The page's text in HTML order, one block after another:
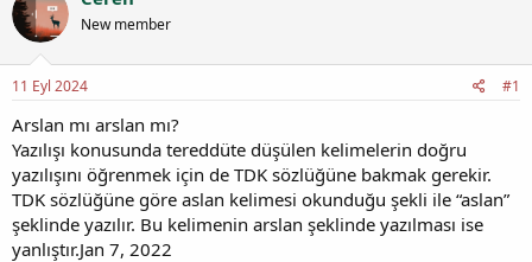
u
y
b
a
ş
a
t
a
n
a
ç
a
r
i
h
i
New member
11 Eyl 2024 #1
Arslan mı arslan mı?
Yazılışı konusunda tereddüte düşülen kelimelerin doğru
yazılışını öğrenmek için de TDK sözlüğüne bakmak gerekir.
TDK sözlüğüne göre aslan kelimesi okunduğu şekli ile “aslan”
şeklinde yazılır. Bu kelimenin arslan şeklinde yazılması ise
yanlıştır.Jan 7, 2022